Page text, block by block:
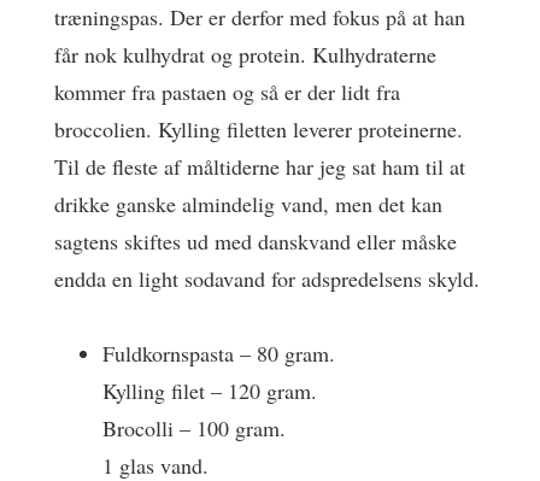
træningspas. Der er derfor med fokus på at han
får nok kulhydrat og protein. Kulhydraterne
kommer fra pastaen og så er der lidt fra
broccolien. Kylling filetten leverer proteinerne.
Til de fleste af måltiderne har jeg sat ham til at
drikke ganske almindelig vand, men det kan
sagtens skiftes ud med danskvand eller måske
endda en light sodavand for adspredelsens skyld.
Fuldkornspasta – 80 gram.
Kylling filet – 120 gram.
Brocolli – 100 gram.
1 glas vand.